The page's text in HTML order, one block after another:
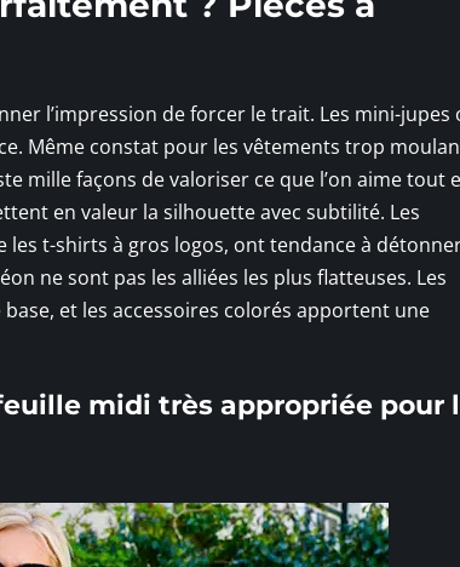
l’impression de forcer le trait. Les mini-jupes
Même constat pour les vêtements trop
mille façons de valoriser ce que l’on aime tout
en valeur la silhouette avec subtilité. Les
t-shirts à gros logos, ont tendance à
ne sont pas les alliées les plus flatteuses. Les
et les accessoires colorés apportent une
midi très appropriée pour